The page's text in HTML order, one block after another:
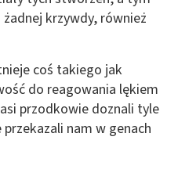
krzywdy, również
coś takiego jak
do reagowania lękiem
przodkowie doznali tyle
nam w genach